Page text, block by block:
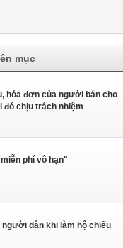
mục
hóa đơn của người bán cho
chịu trách nhiệm
phí vô hạn"
dân khi làm hộ chiếu